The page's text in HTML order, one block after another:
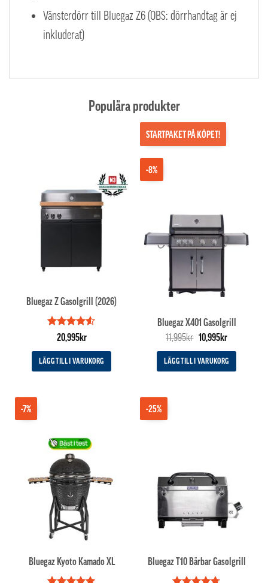
Vänsterdörr till Bluegaz Z6 (OBS: dörrhandtag är ej
inkluderat)
Populära produkter
Bluegaz Z Gasolgrill (2026)
Betygsatt
av 5
20,995kr
LÄGG TILL I VARUKORG
-8%
STARTPAKET PÅ KÖPET!
Bluegaz X401 Gasolgrill
11,995kr Det
priset
var:
10,995krDet
priset
är:
LÄGG TILL I VARUKORG
-7%
Bluegaz Kyoto Kamado XL
-25%
Bluegaz T10 Bärbar Gasolgrill